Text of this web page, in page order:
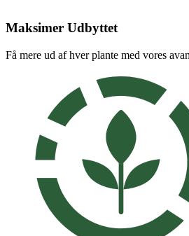
Maksimer Udbyttet
Få mere ud af hver plante med vores